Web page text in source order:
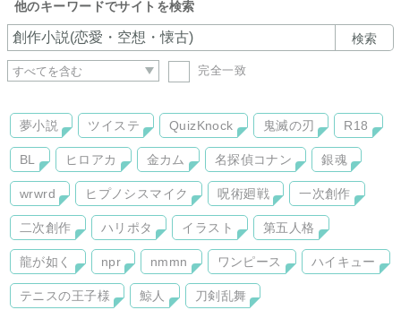
他のキーワードでサイトを検索
検索
完全一致
夢小説 ツイステ QuizKnock 鬼滅の刃 R18
BL ヒロアカ 金カム 名探偵コナン 銀魂
wrwrd ヒプノシスマイク 呪術廻戦 一次創作
二次創作 ハリポタ イラスト 第五人格
龍が如く npr nmmn ワンピース ハイキュー
テニスの王子様 鯨人 刀剣乱舞